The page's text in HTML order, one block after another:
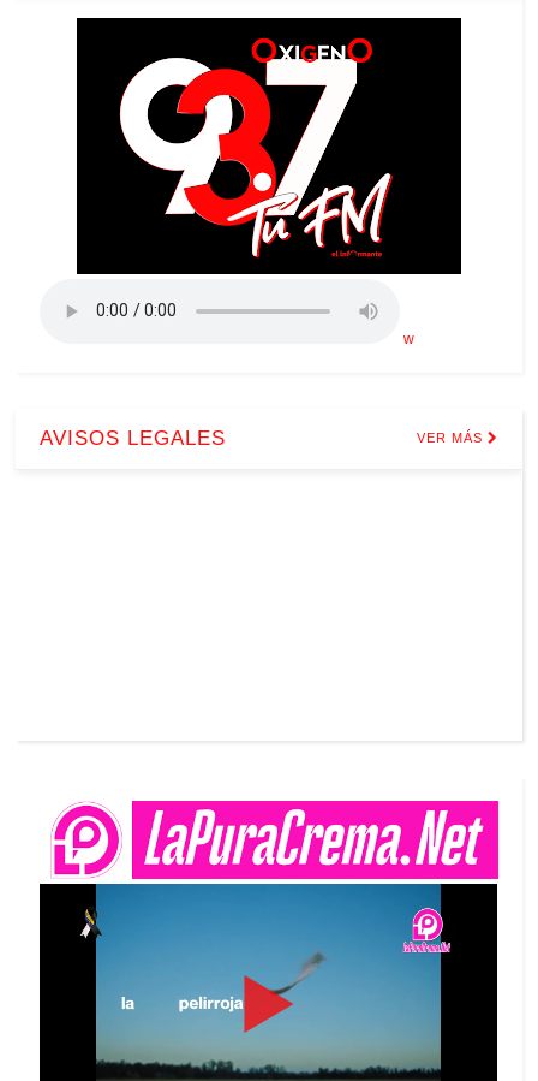
w
AVISOS LEGALES VER MÁS